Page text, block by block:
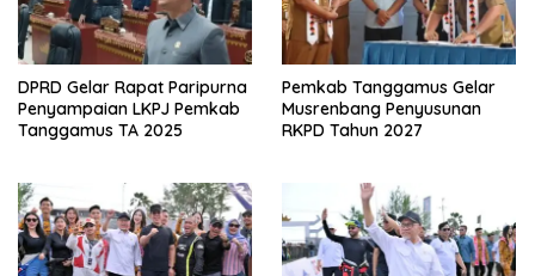
DPRD Gelar Rapat Paripurna
Penyampaian LKPJ Pemkab
Tanggamus TA 2025
Pemkab Tanggamus Gelar
Musrenbang Penyusunan
RKPD Tahun 2027